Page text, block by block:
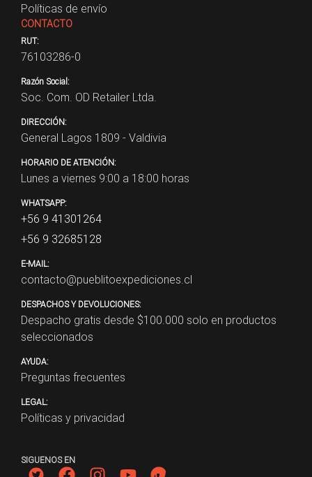
Políticas de envío
CONTACTO
RUT:
76103286-0
Razón Social:
Soc. Com. OD Retailer Ltda.
DIRECCIÓN:
General Lagos 1809 - Valdivia
HORARIO DE ATENCIÓN:
Lunes a viernes 9:00 a 18:00 horas
WHATSAPP:
+56 9 41301264
+56 9 32685128
E-MAIL:
contacto@pueblitoexpediciones.cl
DESPACHOS Y DEVOLUCIONES:
Despacho gratis desde $100.000 solo en productos
seleccionados
AYUDA:
Preguntas frecuentes
LEGAL:
Políticas y privacidad
SIGUENOS EN